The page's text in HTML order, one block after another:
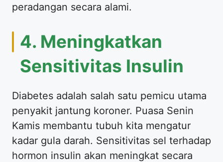
peradangan secara alami.
4. Meningkatkan
Sensitivitas Insulin
Diabetes adalah salah satu pemicu utama
penyakit jantung koroner. Puasa Senin
Kamis membantu tubuh kita mengatur
kadar gula darah. Sensitivitas sel terhadap
hormon insulin akan meningkat secara